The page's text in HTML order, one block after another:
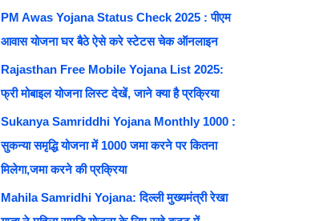
PM Awas Yojana Status Check 2025 : पीएम
आवास योजना घर बैठे ऐसे करे स्टेटस चेक ऑनलाइन
Rajasthan Free Mobile Yojana List 2025:
फ्री मोबाइल योजना लिस्ट देखें, जाने क्या है प्रक्रिया
Sukanya Samriddhi Yojana Monthly 1000 :
सुकन्या समृद्धि योजना में 1000 जमा करने पर कितना
मिलेगा,जमा करने की प्रक्रिया
Mahila Samridhi Yojana: दिल्ली मुख्यमंत्री रेखा